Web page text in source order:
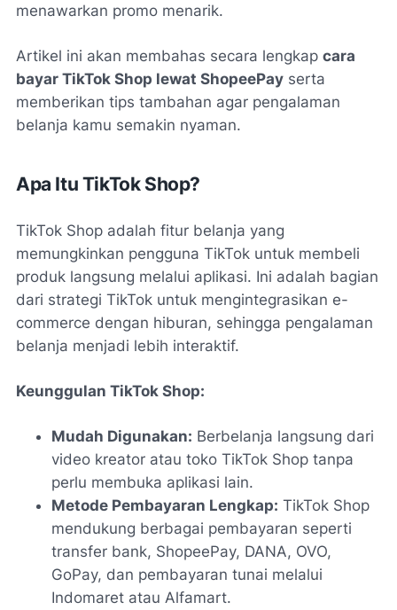
menawarkan promo menarik.
Artikel ini akan membahas secara lengkap cara
bayar TikTok Shop lewat ShopeePay serta
memberikan tips tambahan agar pengalaman
belanja kamu semakin nyaman.
Apa Itu TikTok Shop?
TikTok Shop adalah fitur belanja yang
memungkinkan pengguna TikTok untuk membeli
produk langsung melalui aplikasi. Ini adalah bagian
dari strategi TikTok untuk mengintegrasikan e-
commerce dengan hiburan, sehingga pengalaman
belanja menjadi lebih interaktif.
Keunggulan TikTok Shop:
Mudah Digunakan: Berbelanja langsung dari
video kreator atau toko TikTok Shop tanpa
perlu membuka aplikasi lain.
Metode Pembayaran Lengkap: TikTok Shop
mendukung berbagai pembayaran seperti
transfer bank, ShopeePay, DANA, OVO,
GoPay, dan pembayaran tunai melalui
Indomaret atau Alfamart.